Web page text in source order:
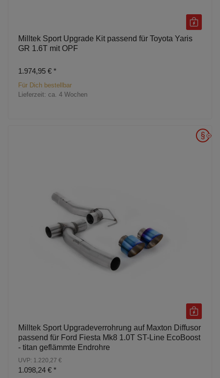
Milltek Sport Upgrade Kit passend für Toyota Yaris
GR 1.6T mit OPF
1.974,95 € *
Für Dich bestellbar
Lieferzeit: ca. 4 Wochen
Milltek Sport Upgradeverrohrung auf Maxton Diffusor
passend für Ford Fiesta Mk8 1.0T ST-Line EcoBoost
- titan geflämmte Endrohre
UVP: 1.220,27 €
1.098,24 € *